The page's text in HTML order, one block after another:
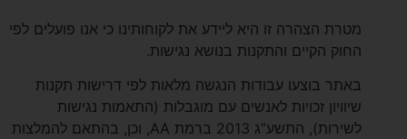
מטרת הצהרה זו היא ליידע את לקוחותינו כי אנו פועלים לפי
החוק הקיים והתקנות בנושא נגישות.
באתר בוצעו עבודות הנגשה מלאות לפי דרישות תקנות
שיוויון זכויות לאנשים עם מוגבלות (התאמות נגישות
לשירות), התשע”ג 2013 ברמת AA, וכן, בהתאם להמלצות